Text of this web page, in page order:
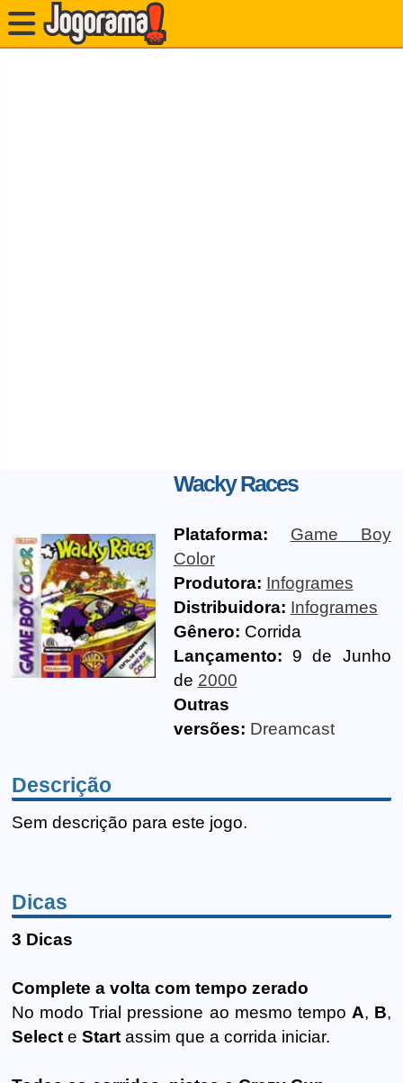
Wacky Races
Plataforma:
Game Boy
Color
Produtora: Infogrames
Distribuidora: Infogrames
Gênero: Corrida
Lançamento: 9 de Junho
de 2000
Outras
versões: Dreamcast
Descrição
Sem descrição para este jogo.
Dicas
3 Dicas
Complete a volta com tempo zerado
No modo Trial pressione ao mesmo tempo A, B,
Select eStart assim que a corrida iniciar.